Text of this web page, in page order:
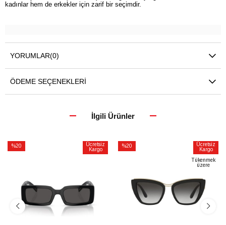
kadınlar hem de erkekler için zarif bir seçimdir.
YORUMLAR(0)
ÖDEME SEÇENEKLERI
İlgili Ürünler
%20
Ücretsiz
Kargo
%20
Ücretsiz
Kargo
Tükenmek
üzere